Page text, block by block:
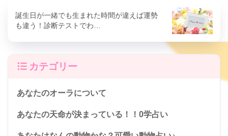
誕生日が一緒でも生まれた時間が違えば運勢
も違う！診断テストでわ…
カテゴリー
あなたのオーラについて
あなたの天命が決まっている！！0学占い